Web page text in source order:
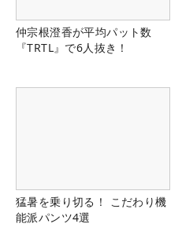
仲宗根澄香が平均パット数
『TRTL』で6人抜き！
猛暑を乗り切る！ こだわり機
能派パンツ4選